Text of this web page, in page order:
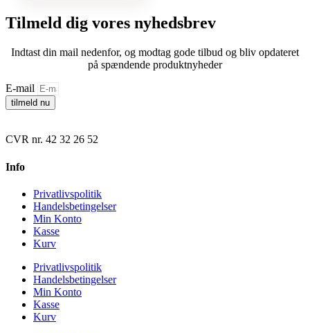
Tilmeld dig vores nyhedsbrev
Indtast din mail nedenfor, og modtag gode tilbud og bliv opdateret
på spændende produktnyheder
E-mail
tilmeld nu
CVR nr. 42 32 26 52
Info
Privatlivspolitik
Handelsbetingelser
Min Konto
Kasse
Kurv
Privatlivspolitik
Handelsbetingelser
Min Konto
Kasse
Kurv